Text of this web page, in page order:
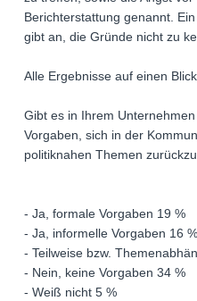
Berichterstattung genannt.
gibt an, die Gründe nicht zu
Alle Ergebnisse auf einen
Gibt es in Ihrem
Vorgaben, sich in der
politiknahen Themen
- Ja, formale Vorgaben 19 %
- Ja, informelle Vorgaben 16 %
- Teilweise bzw.
- Nein, keine Vorgaben 34 %
- Weiß nicht 5 %